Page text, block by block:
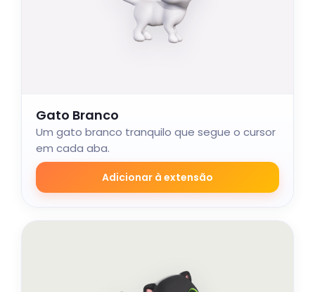
Gato Branco
Um gato branco tranquilo que segue o cursor
em cada aba.
Adicionar à extensão